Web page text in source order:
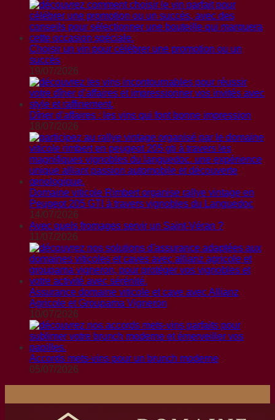
Choisir un vin pour célébrer une promotion ou un
succès
19/07/2026
Dîner d’affaires : les vins qui font bonne impression
18/07/2026
Domaine viticole Rimbert organise rallye vintage en
Peugeot 205 GTI à travers vignobles du Languedoc
14/07/2026
Avec quels fromages servir un Saint-Véran ?
11/07/2026
Assurance domaine viticole et cave avec Allianz
Agricole et Groupama Vigneron
10/07/2026
Accords mets-vins pour un brunch moderne
05/07/2026